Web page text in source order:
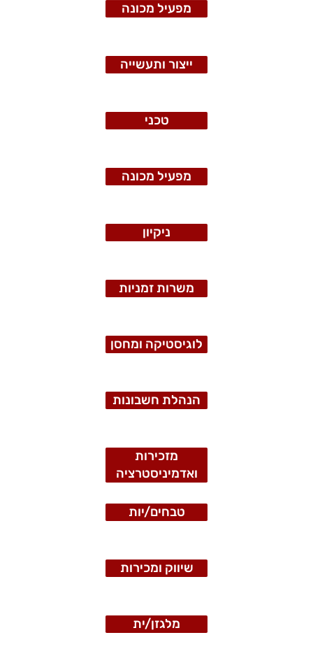
מלגזן/ית
שיווק ומכירות
טבחים/יות
מזכירות
ואדמיניסטרציה
הנהלת חשבונות
ייצור ותעשייה
טכני
מפעיל מכונה
ניקיון
משרות זמניות
לוגיסטיקה ומחסן
מפעיל מכונה